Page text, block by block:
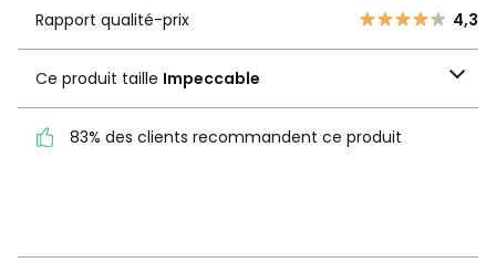
1 4
3 1
4,3
Impeccable
83% des clients
Rapport qualité-prix 4,3
Ce produit taille Impeccable
83% des clients recommandent ce produit